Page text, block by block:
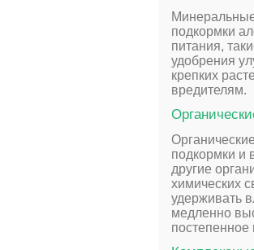
подкормки
питания,
удобрения
крепких
вредителям.
подкормки и
другие
химических
удерживать
медленно
постепенное